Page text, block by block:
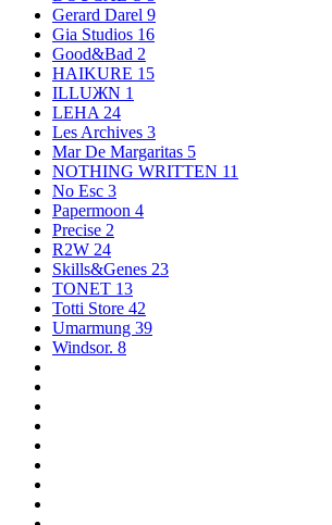
Gerard Darel 9
Gia Studios 16
Good&Bad 2
HAIKURE 15
ILLUЖN 1
LEHA 24
Les Archives 3
Mar De Margaritas 5
NOTHING WRITTEN 11
No Esc 3
Papermoon 4
Precise 2
R2W 24
Skills&Genes 23
TONET 13
Totti Store 42
Umarmung 39
Windsor. 8